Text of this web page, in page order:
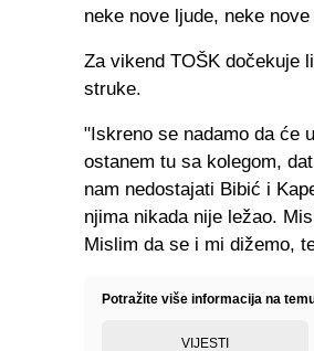
neke nove ljude, neke
Za vikend TOŠK dočekuje
struke.
"Iskreno se nadamo da će
ostanem tu sa kolegom,
nam nedostajati Bibić i
njima nikada nije ležao.
Mislim da se i mi dižemo,
Potražite više informacija na
VIJESTI